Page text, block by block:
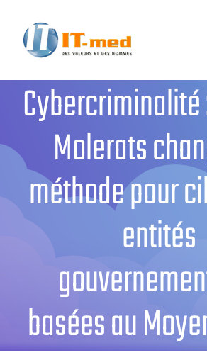
contenu
Molerats
méthode pour
entités
basées au